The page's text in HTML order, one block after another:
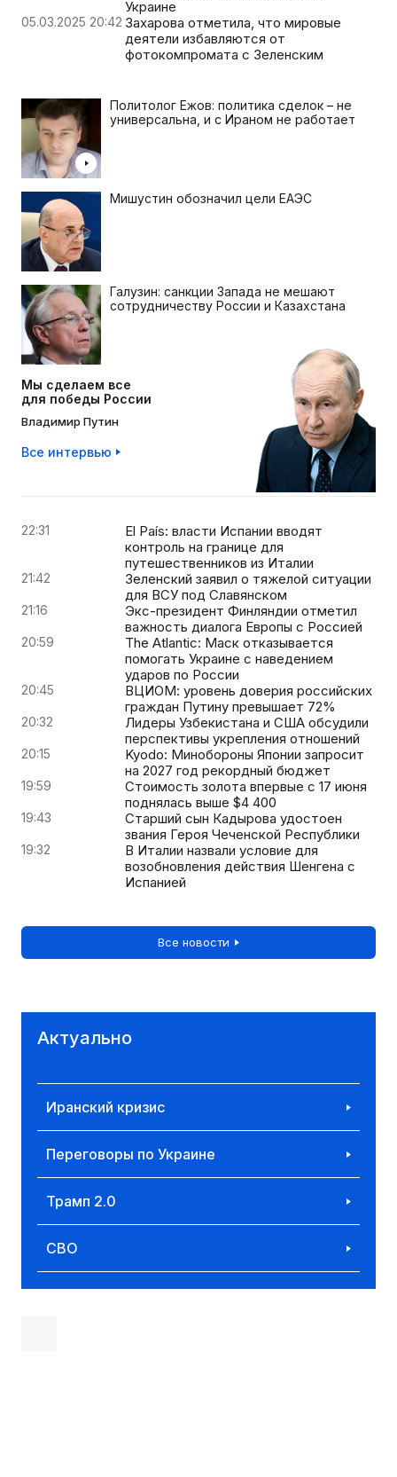
Украине
05.03.2025 20:42 Захарова отметила, что мировые
деятели избавляются от
фотокомпромата с Зеленским
Политолог Ежов: политика сделок – не
универсальна, и с Ираном не работает
Мишустин обозначил цели ЕАЭС
Галузин: санкции Запада не мешают
сотрудничеству России и Казахстана
Мы сделаем все
для победы России
Владимир Путин
Все интервью
22:31
El País: власти Испании вводят
контроль на границе для
путешественников из Италии
21:42
Зеленский заявил о тяжелой ситуации
для ВСУ под Славянском
21:16
Экс-президент Финляндии отметил
важность диалога Европы с Россией
20:59
The Atlantic: Маск отказывается
помогать Украине с наведением
ударов по России
20:45
ВЦИОМ: уровень доверия российских
граждан Путину превышает 72%
20:32
Лидеры Узбекистана и США обсудили
перспективы укрепления отношений
20:15
Kyodo: Минобороны Японии запросит
на 2027 год рекордный бюджет
19:59
Стоимость золота впервые с 17 июня
поднялась выше $4 400
19:43
Старший сын Кадырова удостоен
звания Героя Чеченской Республики
19:32
В Италии назвали условие для
возобновления действия Шенгена с
Испанией
Все новости
Актуально
Иранский кризис
Переговоры по Украине
Трамп 2.0
СВО